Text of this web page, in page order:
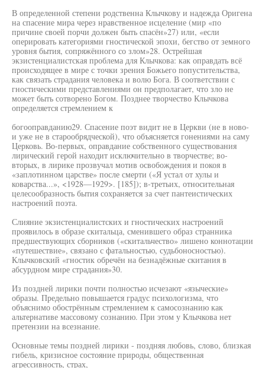
В определенной степени родственна Клычкову и надежда Оригена
на спасение мира через нравственное исцеление (мир «по
причине своей порчи должен быть спасён»27) или, «если
оперировать категориями гностической эпохи, бегство от земного
уровня бытия, сопряжённого со злом»28. Острейшая
экзистенциалистская проблема для Клычкова: как оправдать всё
происходящее в мире с точки зрения Божьего попустительства,
как связать страдания человека и волю Бога. В соответствии с
гностическими представлениями он предполагает, что зло не
может быть сотворено Богом. Позднее творчество Клычкова
определяется стремлением к
богооправданию29. Спасение поэт видит не в Церкви (не в ново-
и уже не в старообрядческой), что объясняется гонениями на саму
Церковь. Во-первых, оправдание собственного существования
лирический герой находит исключительно в творчестве; во-
вторых, в лирике прозвучал мотив освобождения и покоя в
«заплотинном царстве» после смерти («Я устал от хулы и
коварства...», <1928—1929>. [185]); в-третьих, относительная
целесообразность бытия сохраняется за счет пантеистических
настроений поэта.
Слияние экзистенциалистских и гностических настроений
проявилось в образе скитальца, сменившего образ странника
предшествующих сборников («скитальчество» лишено коннотации
«путешествие», связано с фатальностью, судьбоносностью).
Клычковский «гностик обречён на безнадёжные скитания в
абсурдном мире страдания»30.
Из поздней лирики почти полностью исчезают «языческие»
образы. Предельно повышается градус психологизма, что
объяснимо обострённым стремлением к самосознанию как
альтернативе массовому сознанию. При этом у Клычкова нет
претензии на всезнание.
Основные темы поздней лирики - поздняя любовь, слово, близкая
гибель, кризисное состояние природы, общественная
агрессивность, страх,